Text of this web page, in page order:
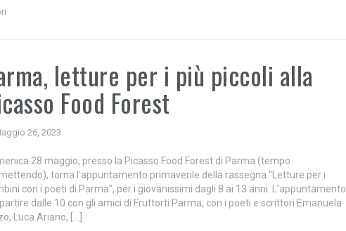
letture per i più piccoli alla
Food Forest
26, 2023
28 maggio, presso la Picasso Food Forest di Parma (tempo
torna l’appuntamento primaverile della rassegna “Letture per i
con i poeti di Parma”, per i giovanissimi dagli 8 ai 13 anni. L’appuntamento
dalle 10 con gli amici di Fruttorti Parma, con i poeti e scrittori Emanuela
Luca Ariano, […]